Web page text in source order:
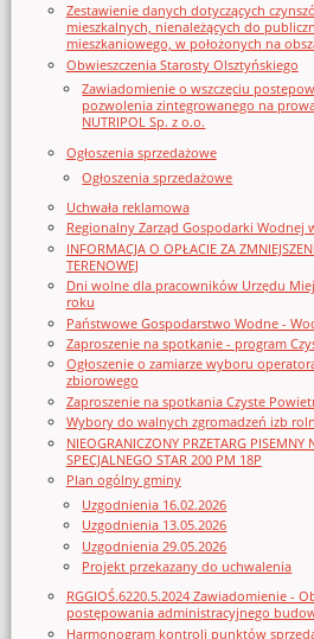
Zestawienie danych dotyczących
mieszkalnych, nienależących do
mieszkaniowego, w położonych na
Obwieszczenia Starosty Olsztyńskiego
Zawiadomienie o wszczęciu
pozwolenia zintegrowanego na
NUTRIPOL Sp. z o.o.
Ogłoszenia sprzedażowe
Ogłoszenia sprzedażowe
Uchwała reklamowa
Regionalny Zarząd Gospodarki Wodnej
INFORMACJA O OPŁACIE ZA
TERENOWEJ
Dni wolne dla pracowników Urzędu
roku
Państwowe Gospodarstwo Wodne -
Zaproszenie na spotkanie - program
Ogłoszenie o zamiarze wyboru
zbiorowego
Zaproszenie na spotkania Czyste
Wybory do walnych zgromadzeń izb
NIEOGRANICZONY PRZETARG PISEMNY
SPECJALNEGO STAR 200 PM 18P
Plan ogólny gminy
Uzgodnienia 16.02.2026
Uzgodnienia 13.05.2026
Uzgodnienia 29.05.2026
Projekt przekazany do uchwalenia
RGGIOŚ.6220.5.2024 Zawiadomienie -
postępowania administracyjnego
Harmonogram kontroli punktów